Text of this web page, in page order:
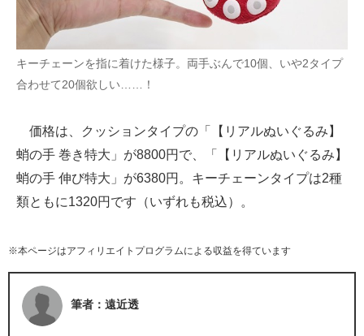
キーチェーンを指に着けた様子。両手ぶんで10個、いや2タイプ
合わせて20個欲しい……！
価格は、クッションタイプの「【リアルぬいぐるみ】
蛸の手 巻き特大」が8800円で、「【リアルぬいぐるみ】
蛸の手 伸び特大」が6380円。キーチェーンタイプは2種
類ともに1320円です（いずれも税込）。
※本ページはアフィリエイトプログラムによる収益を得ています
筆者：遠近透